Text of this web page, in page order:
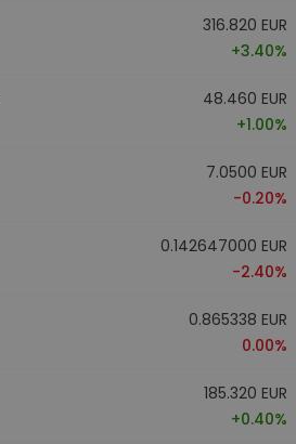
316.820 EUR
+3.40%
48.460 EUR
+1.00%
7.0500 EUR
-0.20%
0.142647000 EUR
-2.40%
0.865338 EUR
0.00%
185.320 EUR
+0.40%